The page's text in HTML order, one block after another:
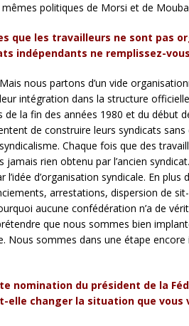
politiques de Morsi et de
que les travailleurs ne sont pas
indépendants ne remplissez-
nous partons d’un vide
intégration dans la structure
de la fin des années 1980 et du début
de construire leurs syndicats
Chaque fois que des
jamais rien obtenu par l’ancien
l’idée d’organisation syndicale. En
arrestations, dispersion de
aucune confédération n’a de
que nous sommes bien
Nous sommes dans une étape
nomination du président de la
elle changer la situation que vous